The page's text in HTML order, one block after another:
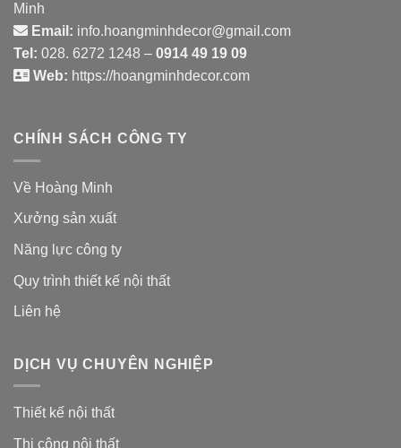
Minh
Email: info.hoangminhdecor@gmail.com
Tel: 028. 6272 1248 – 0914 49 19 09
Web: https://hoangminhdecor.com
CHÍNH SÁCH CÔNG TY
Về Hoàng Minh
Xưởng sản xuất
Năng lực công ty
Quy trình thiết kế nội thất
Liên hệ
DỊCH VỤ CHUYÊN NGHIỆP
Thiết kế nội thất
Thi công nội thất